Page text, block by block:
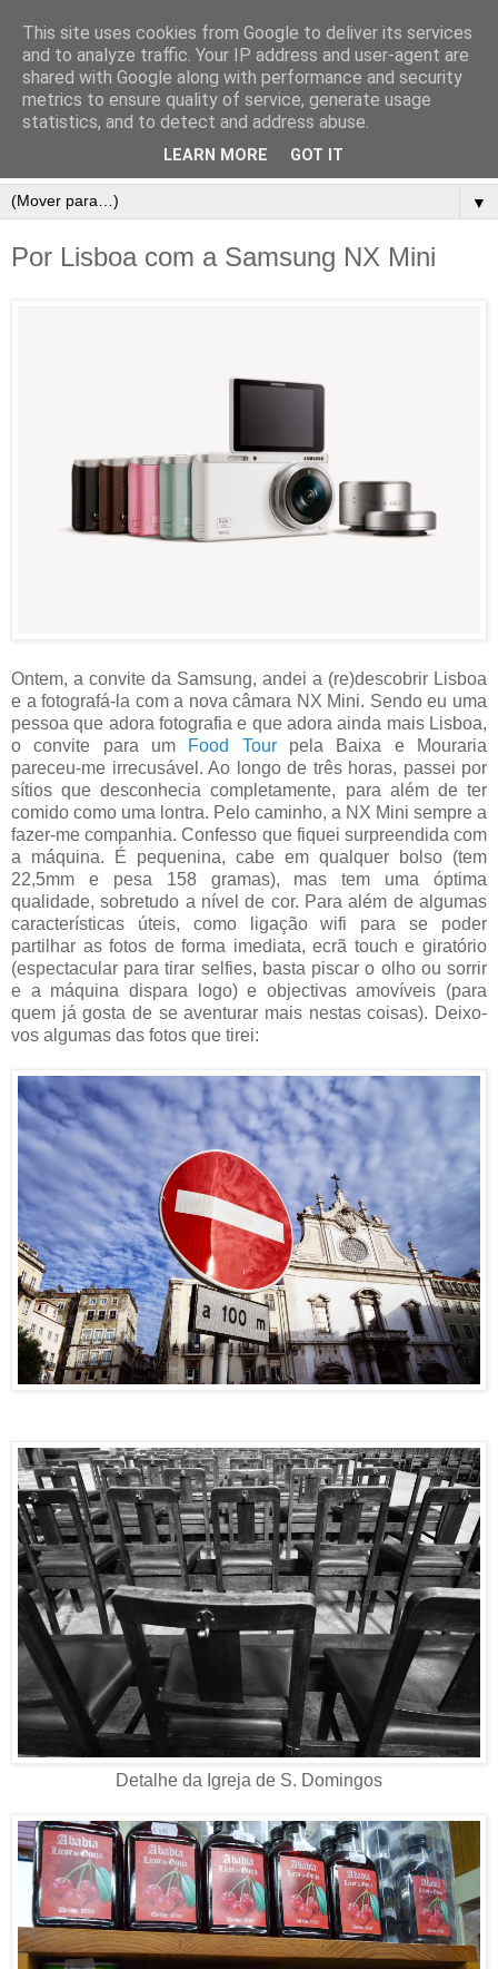
▼
Por Lisboa com a Samsung NX Mini
Ontem, a convite da Samsung, andei a (re)descobrir Lisboa
e a fotografá-la com a nova câmara NX Mini. Sendo eu uma
pessoa que adora fotografia e que adora ainda mais Lisboa,
o convite para um Food Tourpela Baixa e Mouraria
pareceu-me irrecusável. Ao longo de três horas, passei por
sítios que desconhecia completamente, para além de ter
comido como uma lontra. Pelo caminho, a NX Mini sempre a
fazer-me companhia. Confesso que fiquei surpreendida com
a máquina. É pequenina, cabe em qualquer bolso (tem
22,5mm e pesa 158 gramas), mas tem uma óptima
qualidade, sobretudo a nível de cor. Para além de algumas
características úteis, como ligação wifi para se poder
partilhar as fotos de forma imediata, ecrã touch e giratório
(espectacular para tirar selfies, basta piscar o olho ou sorrir
e a máquina dispara logo) e objectivas amovíveis (para
quem já gosta de se aventurar mais nestas coisas). Deixo-
vos algumas das fotos que tirei:
Detalhe da Igreja de S. Domingos
This site uses cookies from Google to deliver its services
and to analyze traffic. Your IP address and user-agent are
shared with Google along with performance and security
metrics to ensure quality of service, generate usage
statistics, and to detect and address abuse.
LEARN MORE GOT IT